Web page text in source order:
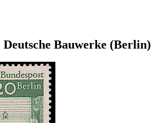
Bauwerke (Berlin)